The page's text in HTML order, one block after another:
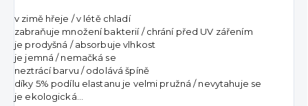
v zimě hřeje / v létě chladí
zabraňuje množení bakterií / chrání před UV zářením
je prodyšná / absorbuje vlhkost
je jemná / nemačká se
neztrácí barvu / odolává špíně
díky 5% podílu elastanu je velmi pružná / nevytahuje se
je ekologická…